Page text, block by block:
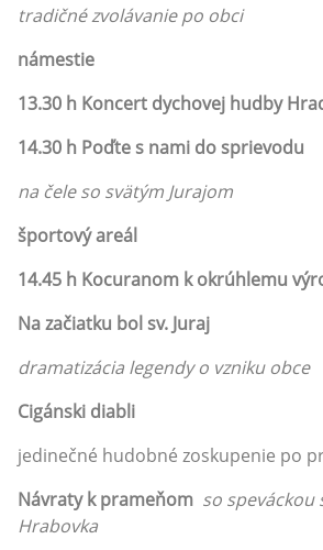
tradičné zvolávanie po obci
námestie
13.30 h Koncert dychovej hudby
14.30 h Poďte s nami do sprievodu
na čele so svätým Jurajom
športový areál
14.45 h Kocuranom k okrúhlemu
Na začiatku bol sv. Juraj
dramatizácia legendy o vzniku obce
Cigánski diabli
jedinečné hudobné zoskupenie po
Návraty k prameňom so speváckou
Hrabovka